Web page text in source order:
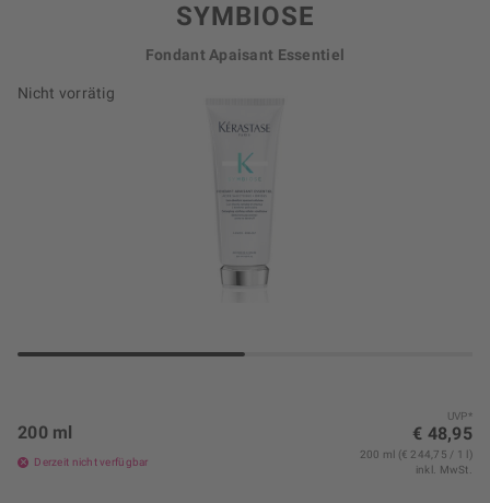
Nicht vorrätig
SYMBIOSE
Fondant Apaisant Essentiel
UVP*
€ 48,95
200 ml
Derzeit nicht verfügbar
200 ml (€ 244,75 / 1 l)
inkl. MwSt.